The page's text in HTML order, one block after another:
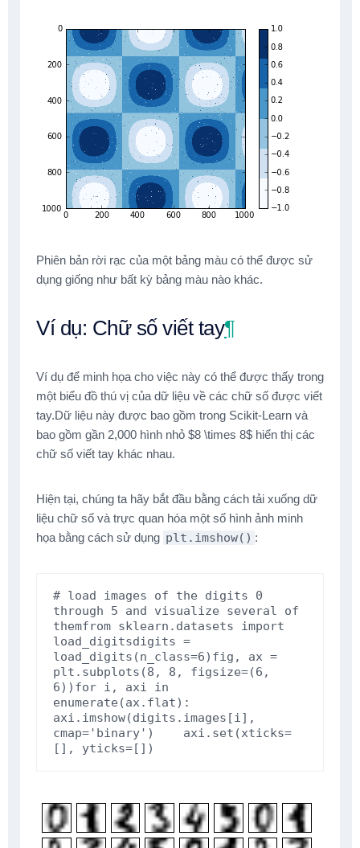
Phiên bản rời rạc của một bảng màu có thể được sử
dụng giống như bất kỳ bảng màu nào khác.
Ví dụ: Chữ số viết tay¶
Ví dụ để minh họa cho việc này có thể được thấy trong
một biểu đồ thú vị của dữ liệu về các chữ số được viết
tay.Dữ liệu này được bao gồm trong Scikit-Learn và
bao gồm gần 2,000 hình nhỏ $8 \times 8$ hiển thị các
chữ số viết tay khác nhau.
Hiện tại, chúng ta hãy bắt đầu bằng cách tải xuống dữ
liệu chữ số và trực quan hóa một số hình ảnh minh
họa bằng cách sử dụng plt.imshow() :
# load images of the digits 0
through 5 and visualize several of
themfrom sklearn.datasets
import
load_digitsdigits =
load_digits (n_class=6) fig , ax =
plt . subplots (8 , 8 , figsize=(6 ,
6)) for i , axi
in
enumerate (ax. flat):
axi . imshow(digits . images [i],
cmap= 'binary' ) axi . set (xticks=
[],
yticks=[])